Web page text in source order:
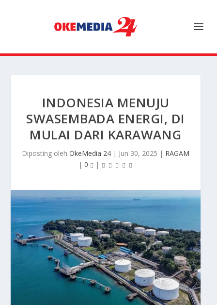
INDONESIA MENUJU
SWASEMBADA ENERGI, DI
MULAI DARI KARAWANG
Diposting oleh OkeMedia 24 | Jun 30, 2025 | RAGAM
| 0 |